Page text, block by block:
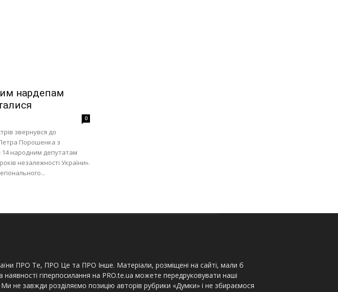
нардепам
0
звернувся до
Порошенка з
14 народним депутатам
незалежності України».
ПРО Те, ПРО Це та ПРО Інше. Матеріали, розміщені на сайті, мали б
гіперпосилання на PRO.te.ua можете передруковувати наші
не завжди розділяємо позицію авторів рубрики «Думки» і не збираємося